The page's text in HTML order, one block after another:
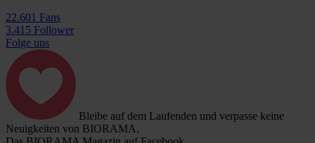
22.601 Fans
3.415 Follower
Folge uns
Bleibe auf dem Laufenden und verpasse keine
Neuigkeiten von BIORAMA.